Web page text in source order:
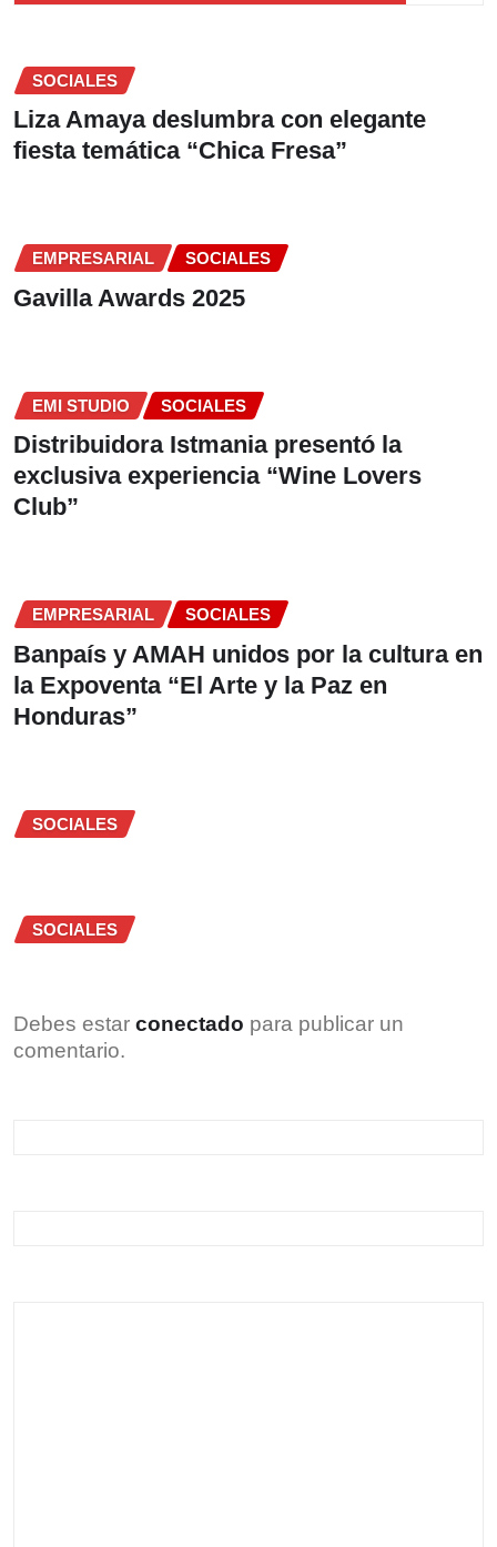
SOCIALES
Liza Amaya deslumbra con elegante
fiesta temática “Chica Fresa”
EMPRESARIAL SOCIALES
Gavilla Awards 2025
EMI STUDIO SOCIALES
Distribuidora Istmania presentó la
exclusiva experiencia “Wine Lovers
Club”
EMPRESARIAL SOCIALES
Banpaís y AMAH unidos por la cultura en
la Expoventa “El Arte y la Paz en
Honduras”
SOCIALES
SOCIALES
Debes estar conectado para publicar un
comentario.